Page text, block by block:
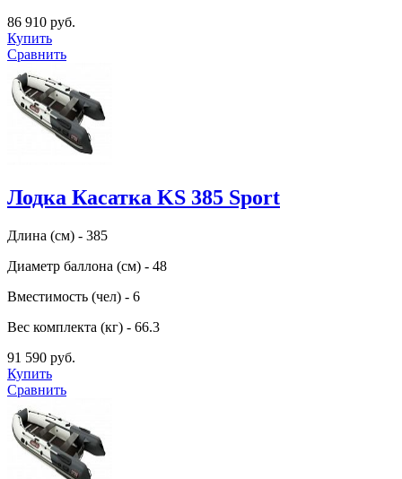
86 910 руб.
Купить
Сравнить
Лодка Касатка KS 385 Sport
Длина (см) - 385
Диаметр баллона (см) - 48
Вместимость (чел) - 6
Вес комплекта (кг) - 66.3
91 590 руб.
Купить
Сравнить